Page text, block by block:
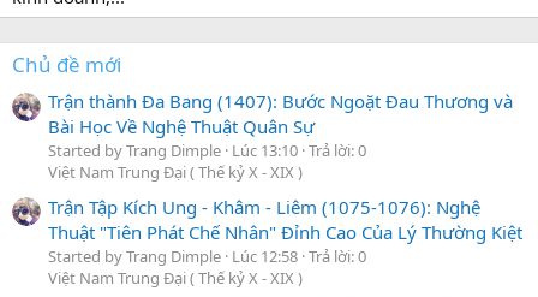
Chủ đề mới
Trận thành Đa Bang (1407): Bước Ngoặt Đau Thương và
Bài Học Về Nghệ Thuật Quân Sự
Started by Trang Dimple Lúc 13:10 Trả lời: 0
Việt Nam Trung Đại ( Thế kỷ X - XIX )
Trận Tập Kích Ung - Khâm - Liêm (1075-1076): Nghệ
Thuật "Tiên Phát Chế Nhân" Đỉnh Cao Của Lý Thường Kiệt
Started by Trang Dimple Lúc 12:58 Trả lời: 0
Việt Nam Trung Đại ( Thế kỷ X - XIX )